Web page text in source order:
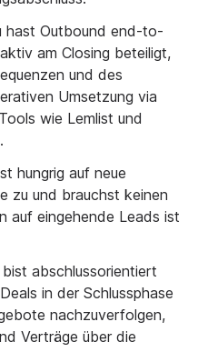
hast Outbound end-to-
am Closing beteiligt,
und des
Umsetzung via
wie Lemlist und
hungrig auf neue
zu und brauchst keinen
auf eingehende Leads ist
bist abschlussorientiert
in der Schlussphase
nachzuverfolgen,
Verträge über die